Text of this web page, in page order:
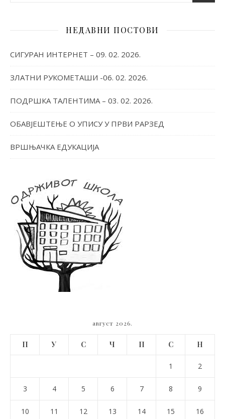
НЕДАВНИ ПОСТОВИ
СИГУРАН ИНТЕРНЕТ – 09. 02. 2026.
ЗЛАТНИ РУКОМЕТАШИ -06. 02. 2026.
ПОДРШКА ТАЛЕНТИМА – 03. 02. 2026.
ОБАВЈЕШТЕЊЕ О УПИСУ У ПРВИ РАРЗЕД
ВРШЊАЧКА ЕДУКАЦИЈА
август 2026.
П У С Ч П С Н
1 2
3 4 5 6 7 8 9
10 11 12 13 14 15 16